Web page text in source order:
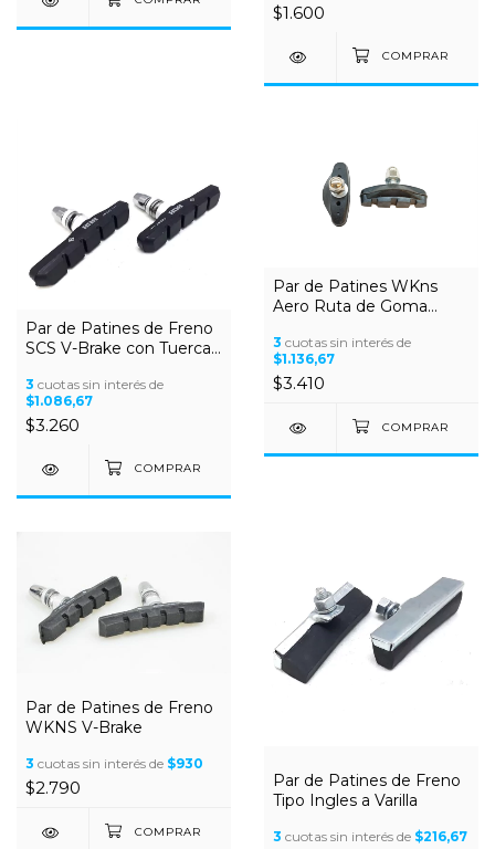
$1.600
Par de Patines de Freno
SCS V-Brake con Tuerca
3 cuotas sin interés de
$1.086,67
$3.260
Par de Patines WKns
Aero Ruta de Goma
3 cuotas sin interés de
$1.136,67
$3.410
Par de Patines de Freno
WKNS V-Brake
3 cuotas sin interés de $930
$2.790
Par de Patines de Freno
Tipo Ingles a Varilla
3 cuotas sin interés de $216,67